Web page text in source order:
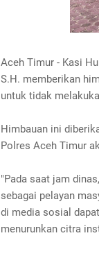
Aceh Timur - Kasi
S.H. memberikan
untuk tidak
Himbauan ini
Polres Aceh Timur
"Pada saat jam
sebagai pelayan
di media sosial
menurunkan citra